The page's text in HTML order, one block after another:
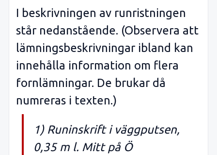
I beskrivningen av runristningen
står nedanstående. (Observera att
lämningsbeskrivningar ibland kan
innehålla information om flera
fornlämningar. De brukar då
numreras i texten.)
1) Runinskrift i väggputsen,
0,35 m l. Mitt på Ö